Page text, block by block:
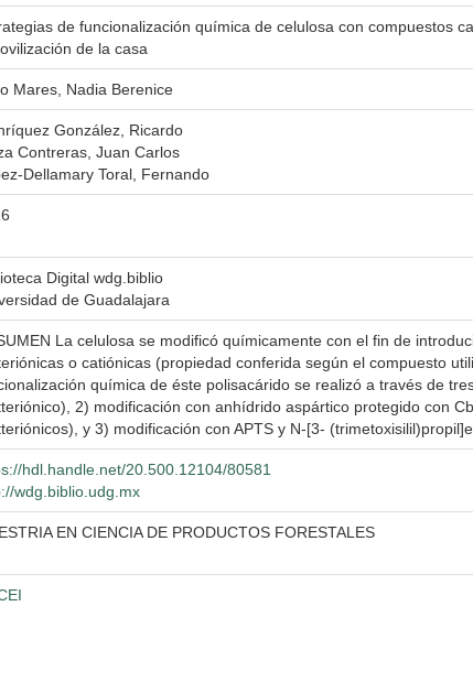
de funcionalización química de celulosa con compuestos
de la casa
Mares, Nadia Berenice
González, Ricardo
Contreras, Juan Carlos
Dellamary Toral, Fernando
Digital wdg.biblio
de Guadalajara
La celulosa se modificó químicamente con el fin de
o catiónicas (propiedad conferida según el compuesto
química de éste polisacárido se realizó a través de
2) modificación con anhídrido aspártico protegido con
y 3) modificación con APTS y N-[3-
hdl.handle.net/20.500.12104/80581
wdg.biblio.udg.mx
EN CIENCIA DE PRODUCTOS FORESTALES